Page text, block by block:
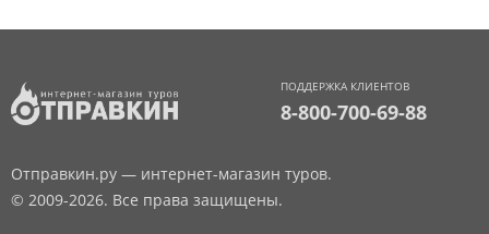
ПОДДЕРЖКА КЛИЕНТОВ
8-800-700-69-88
Отправкин.ру — интернет-магазин туров.
© 2009-2026. Все права защищены.